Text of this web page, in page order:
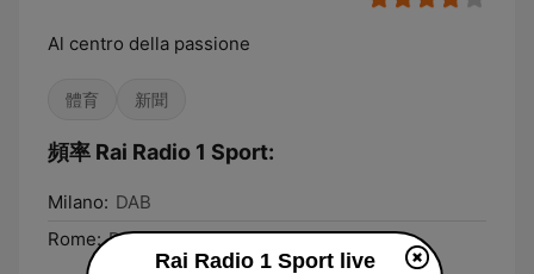
Al centro della passione
體育 新聞
頻率 Rai Radio 1 Sport:
Milano: DAB
Rome: DAB
Rai Radio 1 Sport live